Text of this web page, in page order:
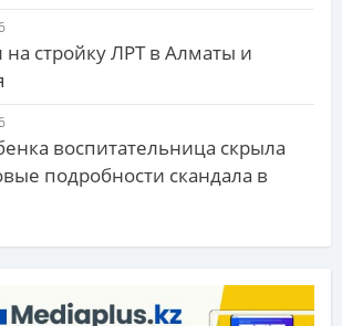
на стройку ЛРТ в Алматы и
воспитательница скрыла
подробности скандала в